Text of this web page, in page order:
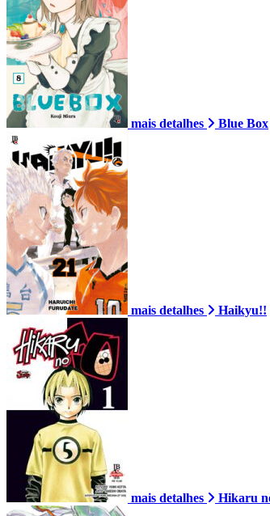
mais detalhes Blue Box
mais detalhes Haikyu!!
mais detalhes Hikaru